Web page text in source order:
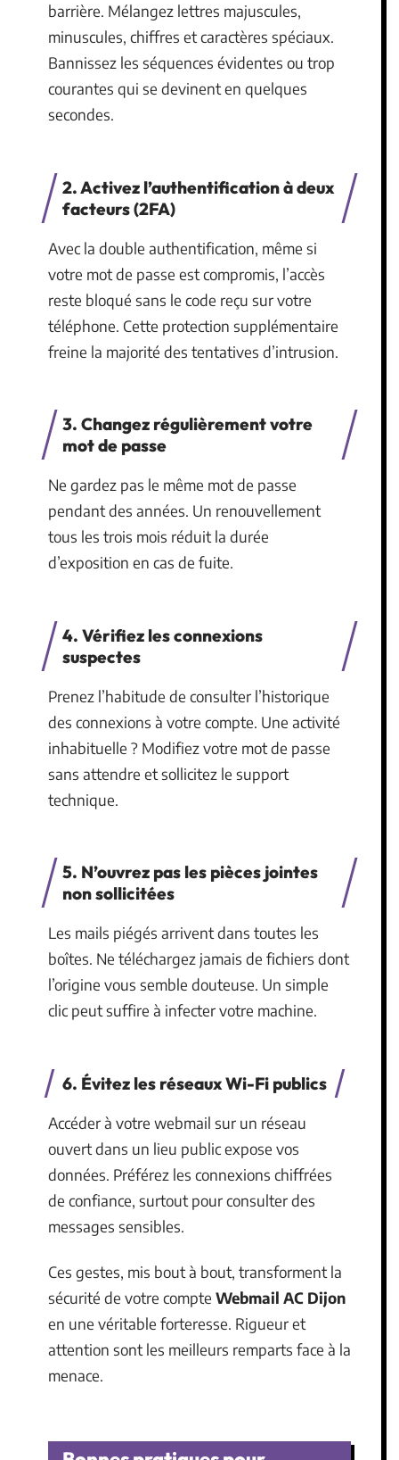
barrière. Mélangez lettres majuscules,
minuscules, chiffres et caractères spéciaux.
Bannissez les séquences évidentes ou trop
courantes qui se devinent en quelques
secondes.
2. Activez l’authentification à deux
facteurs (2FA)
Avec la double authentification, même si
votre mot de passe est compromis, l’accès
reste bloqué sans le code reçu sur votre
téléphone. Cette protection supplémentaire
freine la majorité des tentatives d’intrusion.
3. Changez régulièrement votre
mot de passe
Ne gardez pas le même mot de passe
pendant des années. Un renouvellement
tous les trois mois réduit la durée
d’exposition en cas de fuite.
4. Vérifiez les connexions
suspectes
Prenez l’habitude de consulter l’historique
des connexions à votre compte. Une activité
inhabituelle ? Modifiez votre mot de passe
sans attendre et sollicitez le support
technique.
5. N’ouvrez pas les pièces jointes
non sollicitées
Les mails piégés arrivent dans toutes les
boîtes. Ne téléchargez jamais de fichiers dont
l’origine vous semble douteuse. Un simple
clic peut suffire à infecter votre machine.
6. Évitez les réseaux Wi-Fi publics
Accéder à votre webmail sur un réseau
ouvert dans un lieu public expose vos
données. Préférez les connexions chiffrées
de confiance, surtout pour consulter des
messages sensibles.
Ces gestes, mis bout à bout, transforment la
sécurité de votre compte Webmail AC Dijon
en une véritable forteresse. Rigueur et
attention sont les meilleurs remparts face à la
menace.